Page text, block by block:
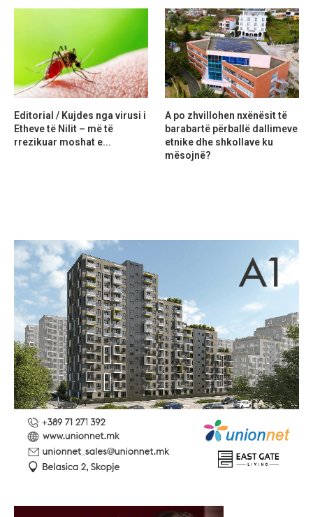
Editorial / Kujdes nga virusi i
Etheve të Nilit – më të
rrezikuar moshat e...
A po zhvillohen nxënësit të
barabartë përballë dallimeve
etnike dhe shkollave ku
mësojnë?